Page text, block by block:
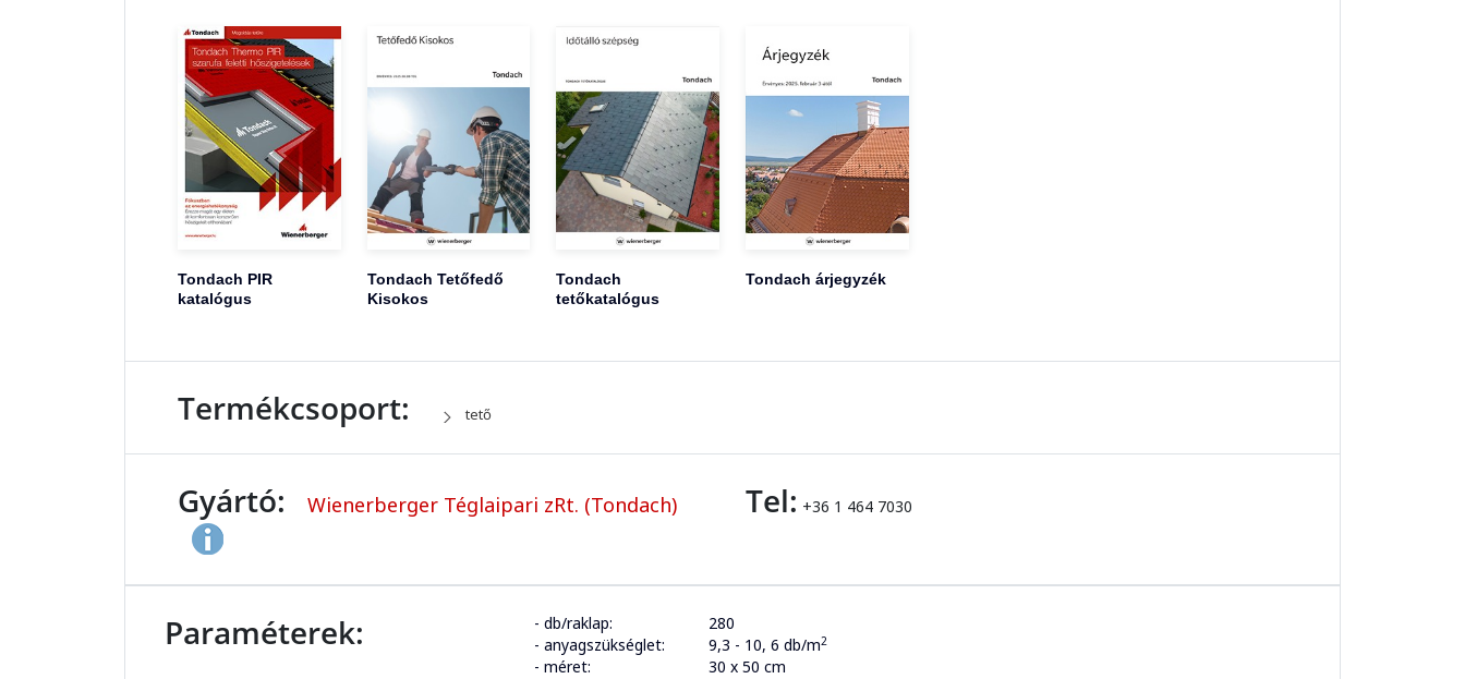
Tondach PIR
katalógus
Tondach Tetőfedő
Kisokos
Tondach
tetőkatalógus
Tondach árjegyzék
Termékcsoport: tető
Gyártó: Wienerberger Téglaipari zRt. (Tondach) Tel: +36 1 464 7030
Paraméterek: - db/raklap:
280
- anyagszükséglet:
9,3 - 10, 6 db/m2
- méret: 30 x 50 cm